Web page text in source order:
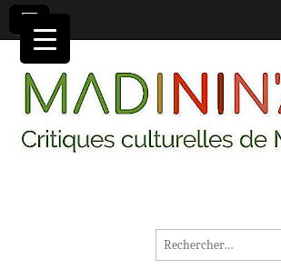
MADININ'ART
Rechercher :